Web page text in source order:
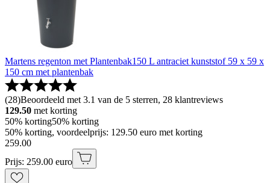
Martens regenton met Plantenbak150 L antraciet kunststof 59 x 59 x
150 cm met plantenbak
(28)Beoordeeld met 3.1 van de 5 sterren, 28 klantreviews
129.50 met korting
50% korting50% korting
50% korting, voordeelprijs: 129.50 euro met korting
259.00
Prijs: 259.00 euro